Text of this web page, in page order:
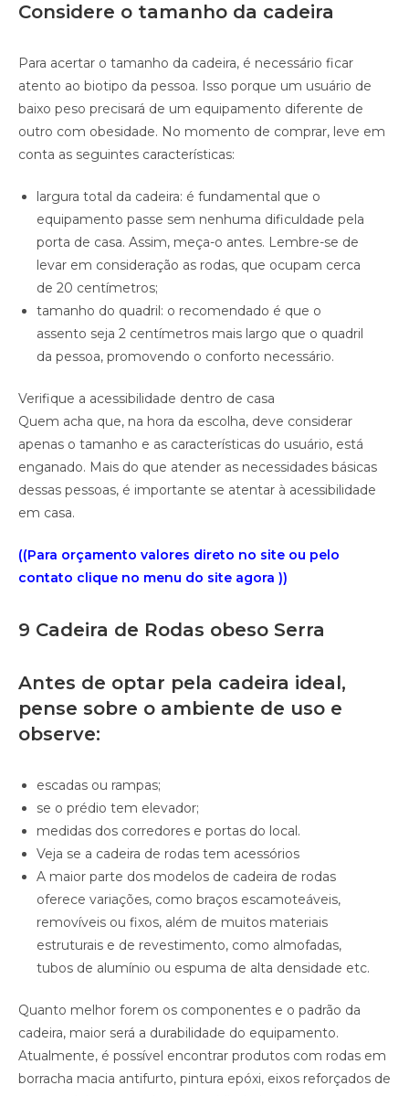
Considere o tamanho da cadeira
Para acertar o tamanho da cadeira, é necessário ficar
atento ao biotipo da pessoa. Isso porque um usuário de
baixo peso precisará de um equipamento diferente de
outro com obesidade. No momento de comprar, leve em
conta as seguintes características:
largura total da cadeira: é fundamental que o
equipamento passe sem nenhuma dificuldade pela
porta de casa. Assim, meça-o antes. Lembre-se de
levar em consideração as rodas, que ocupam cerca
de 20 centímetros;
tamanho do quadril: o recomendado é que o
assento seja 2 centímetros mais largo que o quadril
da pessoa, promovendo o conforto necessário.
Verifique a acessibilidade dentro de casa
Quem acha que, na hora da escolha, deve considerar
apenas o tamanho e as características do usuário, está
enganado. Mais do que atender as necessidades básicas
dessas pessoas, é importante se atentar à acessibilidade
em casa.
((Para orçamento valores direto no site ou pelo
contato clique no menu do site agora ))
9 Cadeira de Rodas obeso Serra
Antes de optar pela cadeira ideal,
pense sobre o ambiente de uso e
observe:
escadas ou rampas;
se o prédio tem elevador;
medidas dos corredores e portas do local.
Veja se a cadeira de rodas tem acessórios
A maior parte dos modelos de cadeira de rodas
oferece variações, como braços escamoteáveis,
removíveis ou fixos, além de muitos materiais
estruturais e de revestimento, como almofadas,
tubos de alumínio ou espuma de alta densidade etc.
Quanto melhor forem os componentes e o padrão da
cadeira, maior será a durabilidade do equipamento.
Atualmente, é possível encontrar produtos com rodas em
borracha macia antifurto, pintura epóxi, eixos reforçados de